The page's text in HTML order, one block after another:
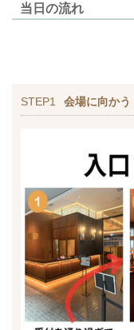
当日の流れ
STEP1 会場に向かう